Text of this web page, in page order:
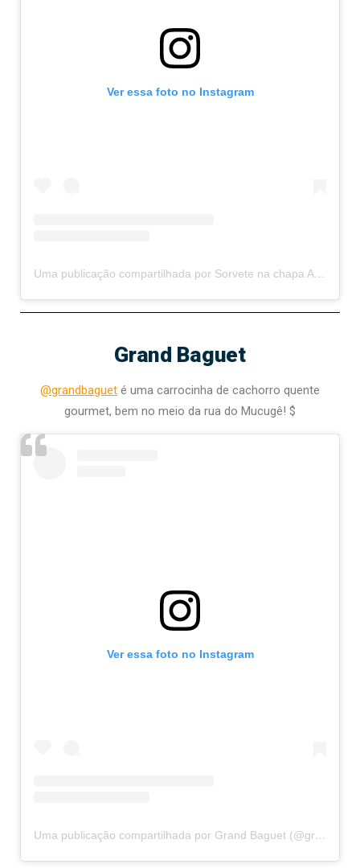
Ver essa foto no Instagram
Uma publicação compartilhada por Sorvete na chapa Arraial d’Ajuda (@gelaguelasorvetetailandes)
Grand Baguet
@grandbaguet é uma carrocinha de cachorro quente
gourmet, bem no meio da rua do Mucugê! $
Ver essa foto no Instagram
Uma publicação compartilhada por Grand Baguet (@grandbaguet)